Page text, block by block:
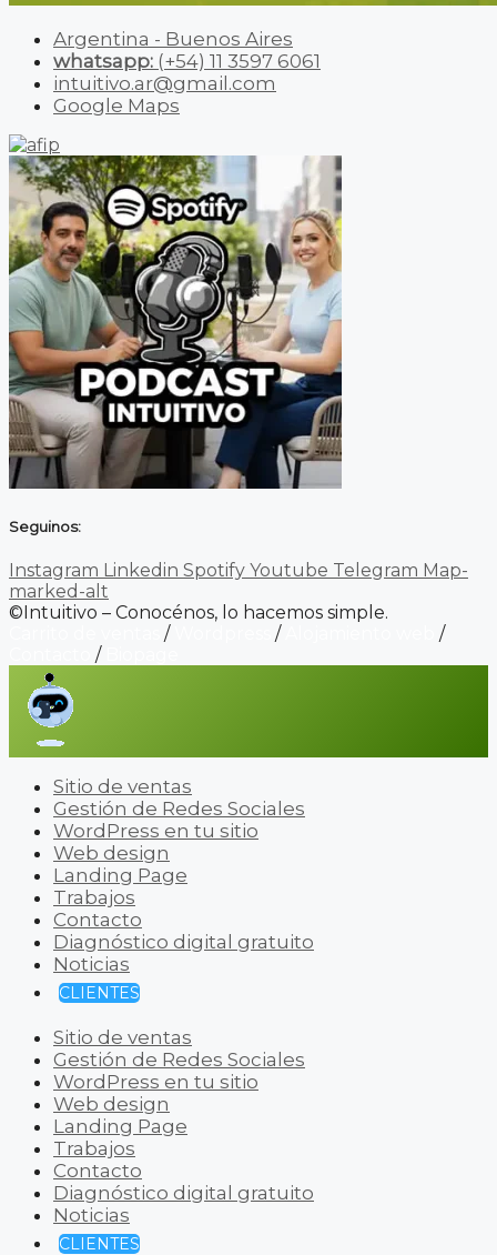
Argentina - Buenos Aires
whatsapp: (+54) 11 3597 6061
intuitivo.ar@gmail.com
Google Maps
Seguinos:
Instagram Linkedin Spotify Youtube Telegram Map-
marked-alt
©Intuitivo – Conocénos, lo hacemos simple.
/ /
/
/
Sitio de ventas
Gestión de Redes Sociales
WordPress en tu sitio
Web design
Landing Page
Trabajos
Contacto
Diagnóstico digital gratuito
Noticias
CLIENTES
Sitio de ventas
Gestión de Redes Sociales
WordPress en tu sitio
Web design
Landing Page
Trabajos
Contacto
Diagnóstico digital gratuito
Noticias
CLIENTES